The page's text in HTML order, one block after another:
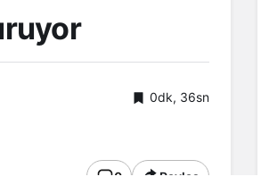
0dk, 36sn
0 Paylaş